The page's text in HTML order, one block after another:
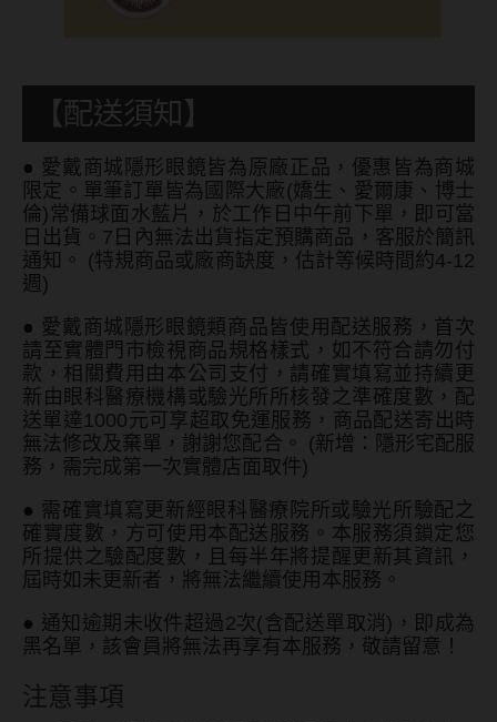
T-Garden FLANMY
T-Garden Chu's me
韓國隱眼品牌
CLB Color波斯霓彩
CalmeD'or曦迪
LENSME
oddI's
藥水保養液
隱形眼鏡藥水保養液
清潔專用
硬式專用藥水
泡沫洗鏡液
【配送須知】
● 愛戴商城隱形眼鏡皆為原廠正品，優惠皆為商城
限定。單筆訂單皆為國際大廠(嬌生、愛爾康、博士
倫)常備球面水藍片，於工作日中午前下單，即可當
日出貨。7日內無法出貨指定預購商品，客服於簡訊
通知。 (特規商品或廠商缺度，估計等候時間約4-12
週)
● 愛戴商城隱形眼鏡類商品皆使用配送服務，首次
請至實體門市檢視商品規格樣式，如不符合請勿付
款，相關費用由本公司支付，請確實填寫並持續更
新由眼科醫療機構或驗光所所核發之準確度數，配
送單達1000元可享超取免運服務，商品配送寄出時
無法修改及棄單，謝謝您配合。 (新增：隱形宅配服
務，需完成第一次實體店面取件)
● 需確實填寫更新經眼科醫療院所或驗光所驗配之
確實度數，方可使用本配送服務。本服務須鎖定您
所提供之驗配度數，且每半年將提醒更新其資訊，
屆時如未更新者，將無法繼續使用本服務。
● 通知逾期未收件超過2次(含配送單取消)，即成為
黑名單，該會員將無法再享有本服務，敬請留意！
注意事項